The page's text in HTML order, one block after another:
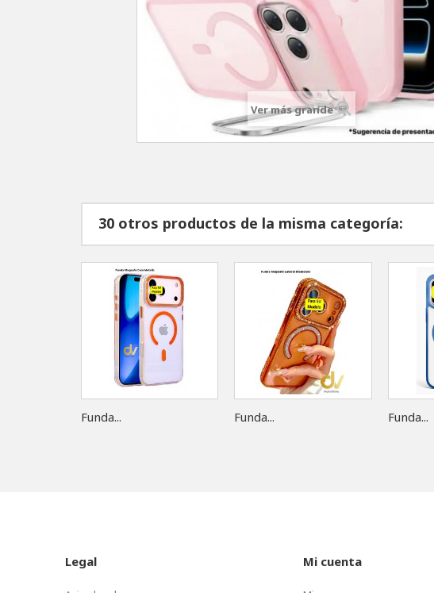
Ver más grande
30 otros productos de la misma categoría:
Funda... Funda... Funda...
Legal Mi cuenta